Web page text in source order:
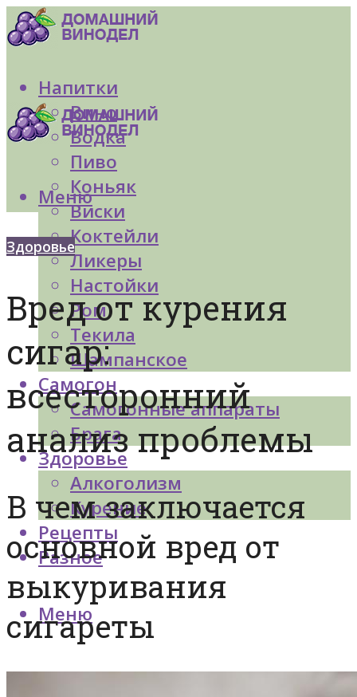
Напитки
Вино
Водка
Пиво
Коньяк
Виски
Коктейли
Ликеры
Настойки
Ром
Текила
Шампанское
Самогон
Самогонные аппараты
Брага
Здоровье
Алкоголизм
Курение
Рецепты
Разное
Меню
Меню
Здоровье
Вред от курения
сигар:
всесторонний
анализ проблемы
В чем заключается
основной вред от
выкуривания
сигареты